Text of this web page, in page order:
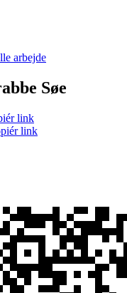
arbejde
Søe
link
link